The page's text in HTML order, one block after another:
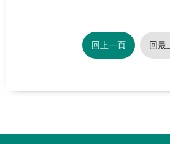
回上一頁 回最